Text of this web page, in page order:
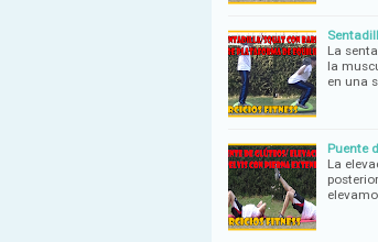
La
la
en una
Puente
La